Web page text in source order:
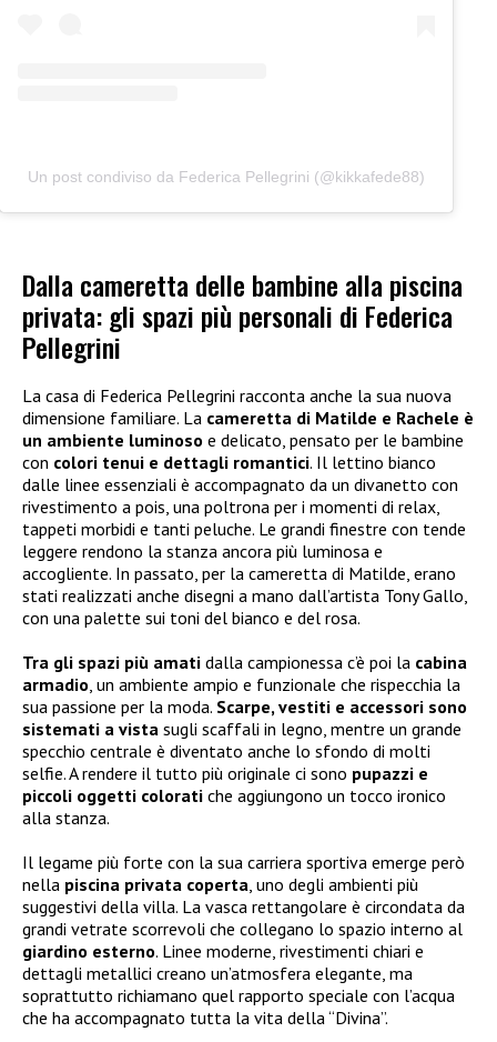
Un post condiviso da Federica Pellegrini (@kikkafede88)
Dalla cameretta delle bambine alla piscina
privata: gli spazi più personali di Federica
Pellegrini
La casa di Federica Pellegrini racconta anche la sua nuova
dimensione familiare. La cameretta di Matilde e Rachele è
un ambiente luminoso e delicato, pensato per le bambine
con colori tenui e dettagli romantici. Il lettino bianco
dalle linee essenziali è accompagnato da un divanetto con
rivestimento a pois, una poltrona per i momenti di relax,
tappeti morbidi e tanti peluche. Le grandi finestre con tende
leggere rendono la stanza ancora più luminosa e
accogliente. In passato, per la cameretta di Matilde, erano
stati realizzati anche disegni a mano dall’artista Tony Gallo,
con una palette sui toni del bianco e del rosa.
Tra gli spazi più amati dalla campionessa c’è poi la cabina
armadio , un ambiente ampio e funzionale che rispecchia la
sua passione per la moda. Scarpe, vestiti e accessori sono
sistemati a vista sugli scaffali in legno, mentre un grande
specchio centrale è diventato anche lo sfondo di molti
selfie. A rendere il tutto più originale ci sono pupazzi e
piccoli oggetti colorati che aggiungono un tocco ironico
alla stanza.
Il legame più forte con la sua carriera sportiva emerge però
nella piscina privata coperta , uno degli ambienti più
suggestivi della villa. La vasca rettangolare è circondata da
grandi vetrate scorrevoli che collegano lo spazio interno al
giardino esterno. Linee moderne, rivestimenti chiari e
dettagli metallici creano un’atmosfera elegante, ma
soprattutto richiamano quel rapporto speciale con l’acqua
che ha accompagnato tutta la vita della “Divina”.